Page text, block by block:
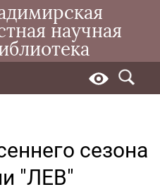
научная
сезона
"ЛЕВ"